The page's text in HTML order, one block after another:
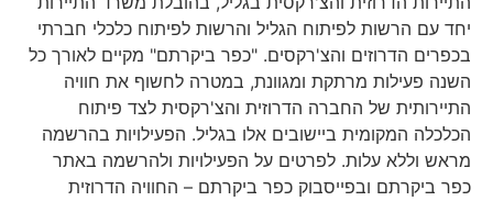
יחד עם הרשות לפיתוח הגליל והרשות לפיתוח כלכלי חברתי
בכפרים הדרוזים והצ'רקסים. "כפר ביקרתם" מקיים לאורך כל
השנה פעילות מרתקת ומגוונת, במטרה לחשוף את חוויה
התיירותית של החברה הדרוזית והצ'רקסית לצד פיתוח
הכלכלה המקומית ביישובים אלו בגליל. הפעילויות בהרשמה
מראש וללא עלות. לפרטים על הפעילויות ולהרשמה באתר
כפר ביקרתם ובפייסבוק כפר ביקרתם – החוויה הדרוזית